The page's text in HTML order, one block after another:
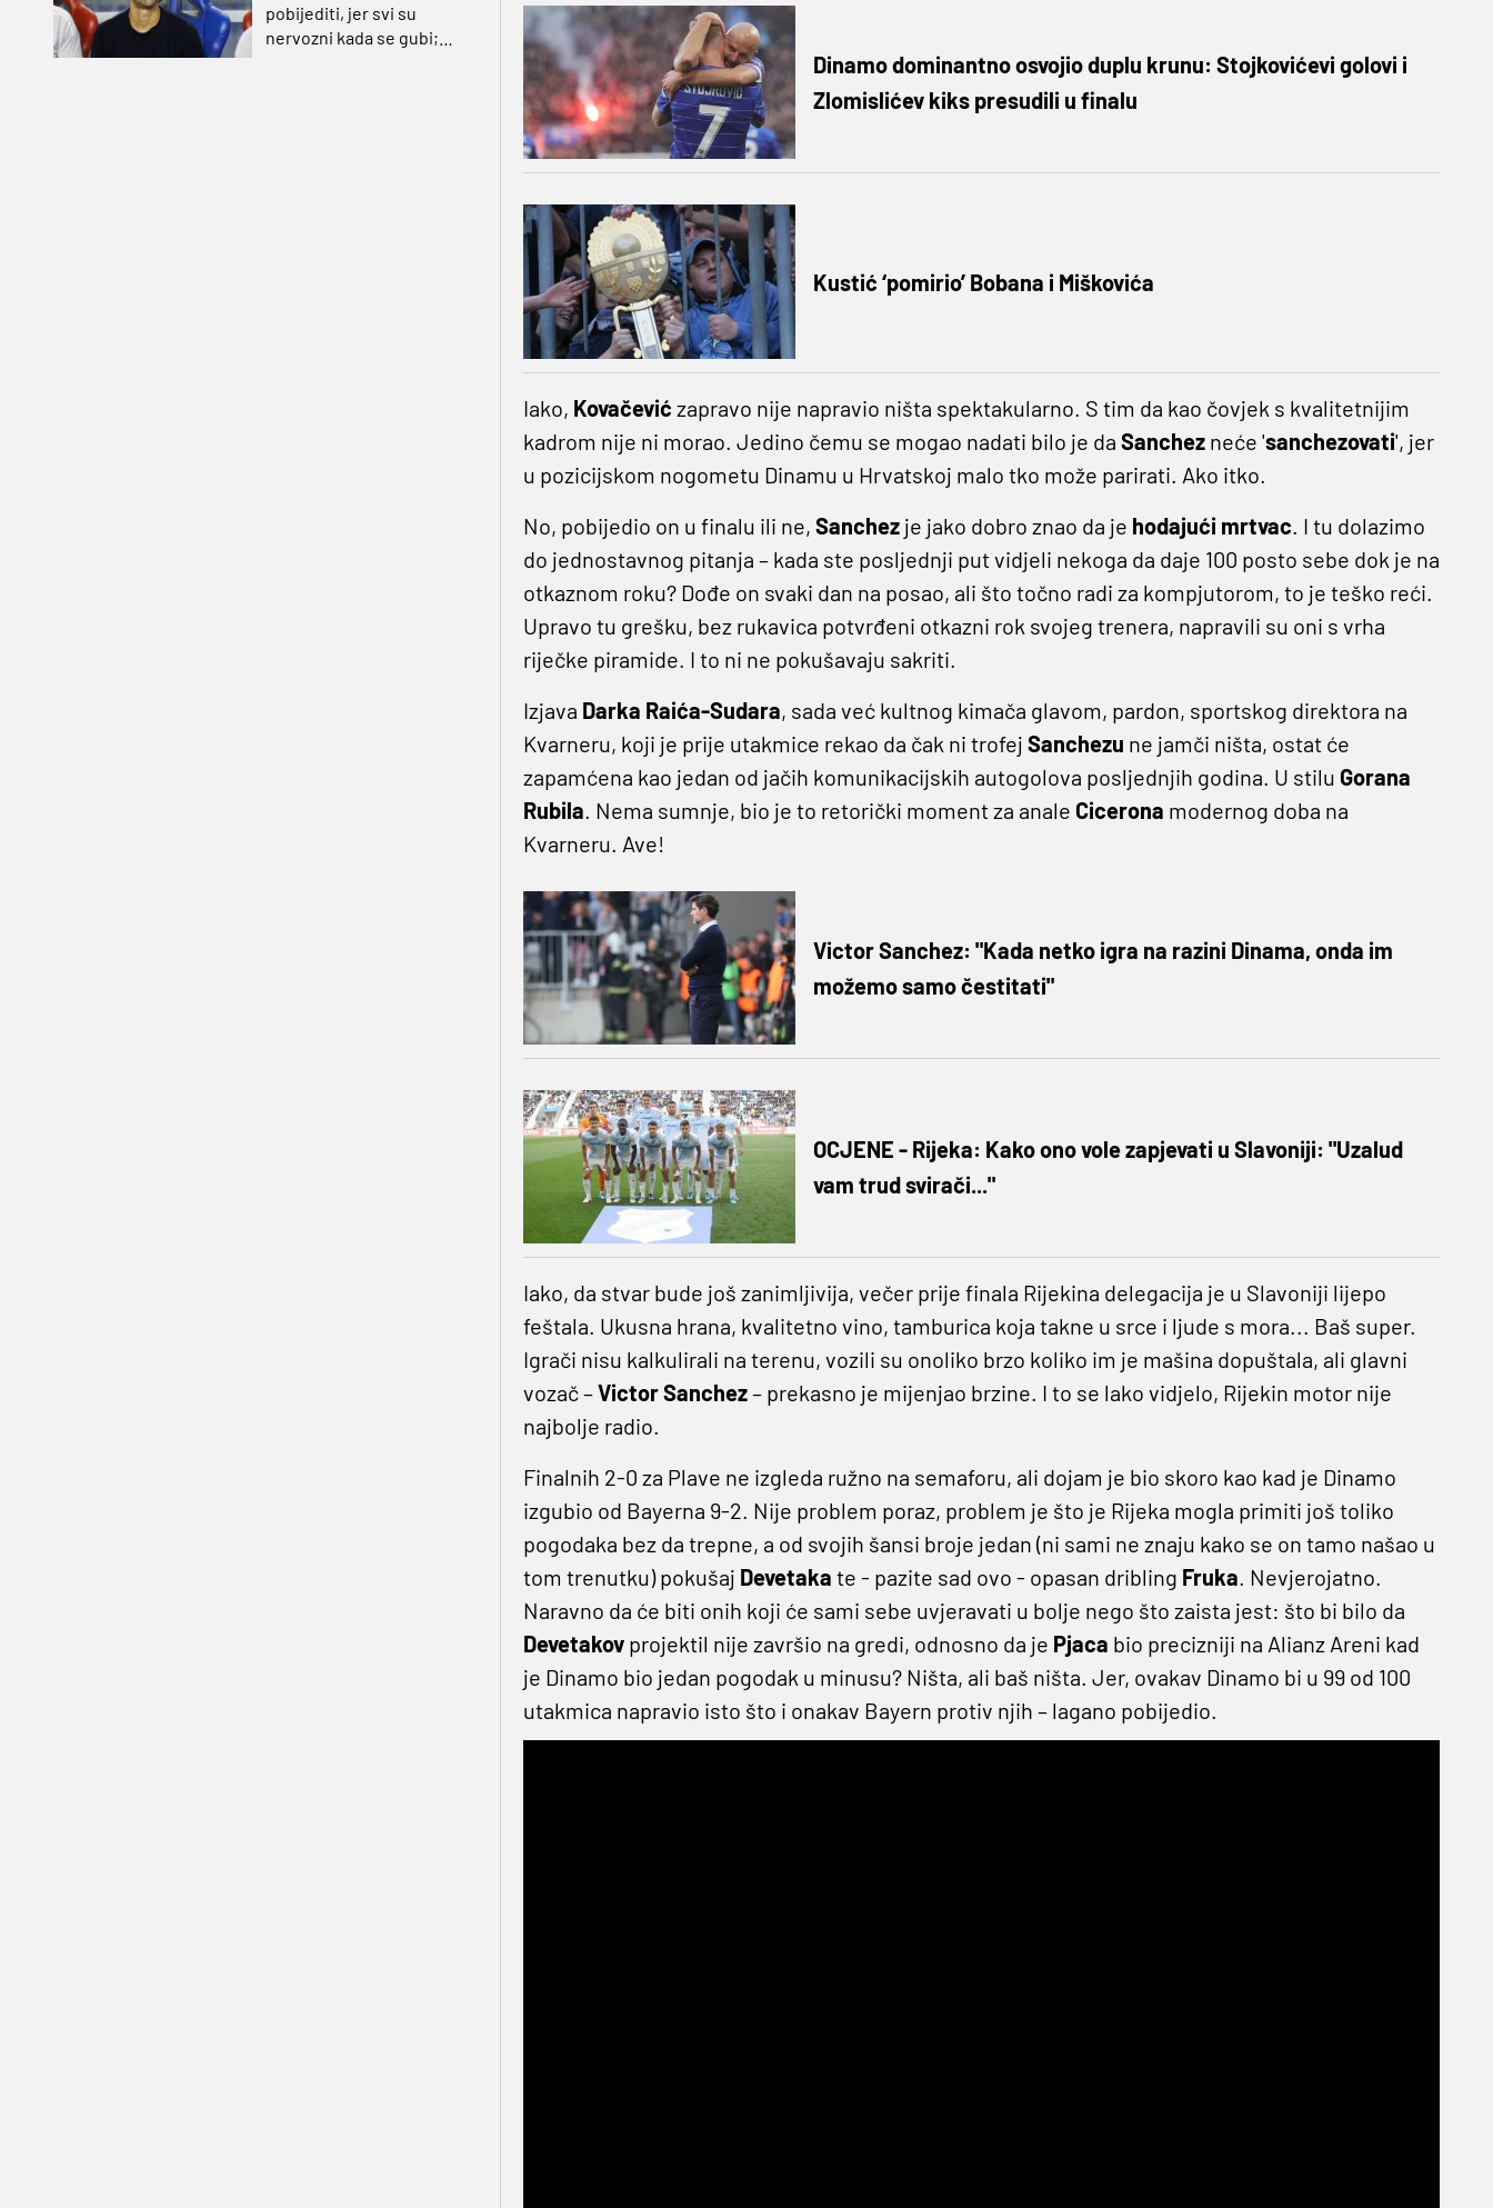
pobijediti, jer svi su
nervozni kada se gubi;
Dinamo dominantno osvojio duplu krunu: Stojkovićevi golovi i
Zlomislićev kiks presudili u finalu
Kustić ‘pomirio’ Bobana i Miškovića
Iako, Kovačević zapravo nije napravio ništa spektakularno. S tim da kao čovjek s kvalitetnijim
kadrom nije ni morao. Jedino čemu se mogao nadati bilo je da Sanchez neće 'sanchezovati', jer
u pozicijskom nogometu Dinamu u Hrvatskoj malo tko može parirati. Ako itko.
No, pobijedio on u finalu ili ne, Sanchez je jako dobro znao da je hodajući mrtvac . I tu dolazimo
do jednostavnog pitanja – kada ste posljednji put vidjeli nekoga da daje 100 posto sebe dok je na
otkaznom roku? Dođe on svaki dan na posao, ali što točno radi za kompjutorom, to je teško reći.
Upravo tu grešku, bez rukavica potvrđeni otkazni rok svojeg trenera, napravili su oni s vrha
riječke piramide. I to ni ne pokušavaju sakriti.
Izjava Darka Raića-Sudara, sada već kultnog kimača glavom, pardon, sportskog direktora na
Kvarneru, koji je prije utakmice rekao da čak ni trofej Sanchezu ne jamči ništa, ostat će
zapamćena kao jedan od jačih komunikacijskih autogolova posljednjih godina. U stilu Gorana
Rubila . Nema sumnje, bio je to retorički moment za anale Cicerona modernog doba na
Kvarneru. Ave!
Victor Sanchez: "Kada netko igra na razini Dinama, onda im
možemo samo čestitati"
OCJENE - Rijeka: Kako ono vole zapjevati u Slavoniji: "Uzalud
vam trud svirači..."
Iako, da stvar bude još zanimljivija, večer prije finala Rijekina delegacija je u Slavoniji lijepo
feštala. Ukusna hrana, kvalitetno vino, tamburica koja takne u srce i ljude s mora... Baš super.
Igrači nisu kalkulirali na terenu, vozili su onoliko brzo koliko im je mašina dopuštala, ali glavni
vozač –Victor Sanchez– prekasno je mijenjao brzine. I to se lako vidjelo, Rijekin motor nije
najbolje radio.
Finalnih 2-0 za Plave ne izgleda ružno na semaforu, ali dojam je bio skoro kao kad je Dinamo
izgubio od Bayerna 9-2. Nije problem poraz, problem je što je Rijeka mogla primiti još toliko
pogodaka bez da trepne, a od svojih šansi broje jedan (ni sami ne znaju kako se on tamo našao u
tom trenutku) pokušaj Devetaka te - pazite sad ovo - opasan dribling Fruka. Nevjerojatno.
Naravno da će biti onih koji će sami sebe uvjeravati u bolje nego što zaista jest: što bi bilo da
Devetakov projektil nije završio na gredi, odnosno da je Pjaca bio precizniji na Alianz Areni kad
je Dinamo bio jedan pogodak u minusu? Ništa, ali baš ništa. Jer, ovakav Dinamo bi u 99 od 100
utakmica napravio isto što i onakav Bayern protiv njih – lagano pobijedio.